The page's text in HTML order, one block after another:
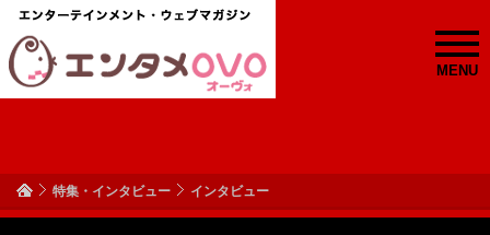
MENU
特集・インタビュー インタビュー